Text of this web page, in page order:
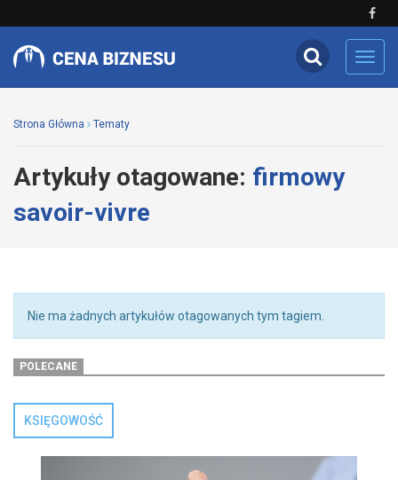
Strona Główna Tematy
Artykuły otagowane: firmowy
savoir-vivre
Nie ma żadnych artykułów otagowanych tym tagiem.
POLECANE
KSIĘGOWOŚĆ